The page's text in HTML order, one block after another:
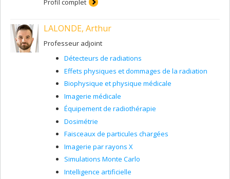
souvent directe.
Profil complet
LALONDE, Arthur
Professeur adjoint
Détecteurs de radiations
Effets physiques et dommages de la radiation
Biophysique et physique médicale
Imagerie médicale
Équipement de radiothérapie
Dosimétrie
Faisceaux de particules chargées
Imagerie par rayons X
Simulations Monte Carlo
Intelligence artificielle